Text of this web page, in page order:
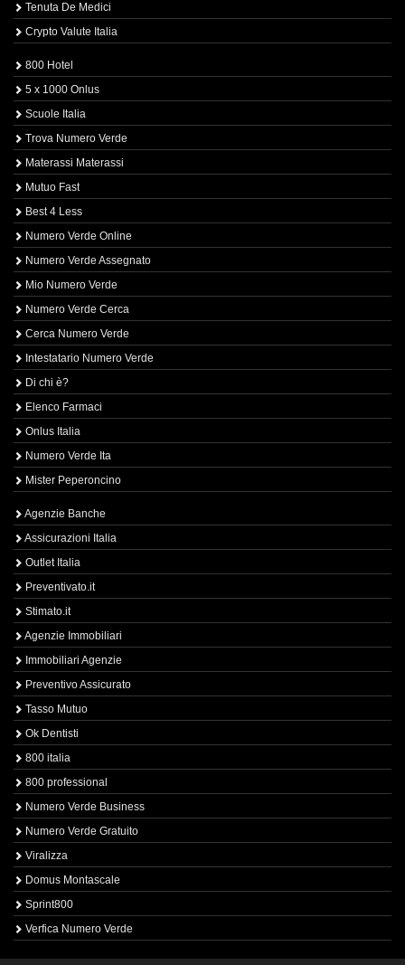
Tenuta De Medici
Crypto Valute Italia
800 Hotel
5 x 1000 Onlus
Scuole Italia
Trova Numero Verde
Materassi Materassi
Mutuo Fast
Best 4 Less
Numero Verde Online
Numero Verde Assegnato
Mio Numero Verde
Numero Verde Cerca
Cerca Numero Verde
Intestatario Numero Verde
Di chi è?
Elenco Farmaci
Onlus Italia
Numero Verde Ita
Mister Peperoncino
Agenzie Banche
Assicurazioni Italia
Outlet Italia
Preventivato.it
Stimato.it
Agenzie Immobiliari
Immobiliari Agenzie
Preventivo Assicurato
Tasso Mutuo
Ok Dentisti
800 italia
800 professional
Numero Verde Business
Numero Verde Gratuito
Viralizza
Domus Montascale
Sprint800
Verfica Numero Verde